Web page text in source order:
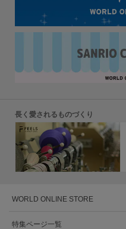
長く愛されるものづくり
WORLD ONLINE STORE
特集ページ一覧